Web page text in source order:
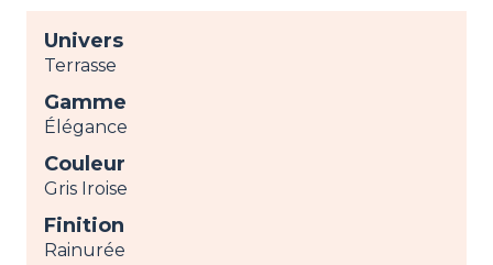
Univers
Terrasse
Gamme
Élégance
Couleur
Gris Iroise
Finition
Rainurée